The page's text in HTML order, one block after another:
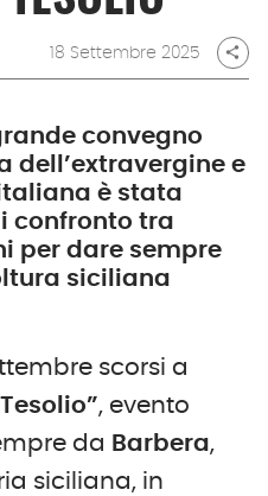
18 Settembre 2025 share
convegno
dell’extravergine e
è stata
confronto tra
per dare sempre
siciliana
scorsi a
, evento
da Barbera,
siciliana, in